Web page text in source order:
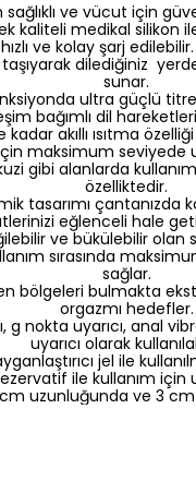
ve vücut için
kaliteli medikal silikon
hızlı ve kolay şarj
taşıyarak dilediğiniz
sunar.
ultra güçlü
bağımlı dil
akıllı ısıtma
maksimum seviyede
gibi alanlarda
özelliktedir.
tasarımı çantanızda
eğlenceli hale
ve bükülebilir olan
sırasında
sağlar.
bölgeleri bulmakta
orgazmı hedefler.
g nokta uyarıcı, anal
uyarıcı olarak
jel ile
ile kullanım için
uzunluğunda ve 3 cm